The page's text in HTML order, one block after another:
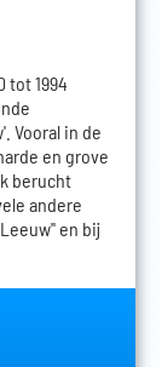
tot 1994
Vooral in de
en grove
berucht
andere
en bij